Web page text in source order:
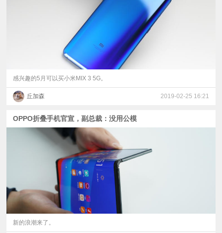
感兴趣的5月可以买小米MIX 3 5G。
丘加森 2019-02-25 16:21
OPPO折叠手机官宣，副总裁：没用公模
新的浪潮来了。